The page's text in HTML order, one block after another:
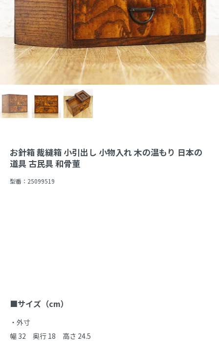
お針箱 裁縫箱 小引出し 小物入れ 木の温もり 日本の
道具 古民具 和骨董
型番： 25099519
商品説明
■サイズ（cm）
・外寸
幅 32　奥行 18　高さ 24.5